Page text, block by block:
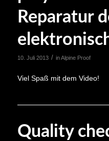
Reparatur
10. Juli 2013 / inAlpine Proof
Viel Spaß mit dem Video!
Quality